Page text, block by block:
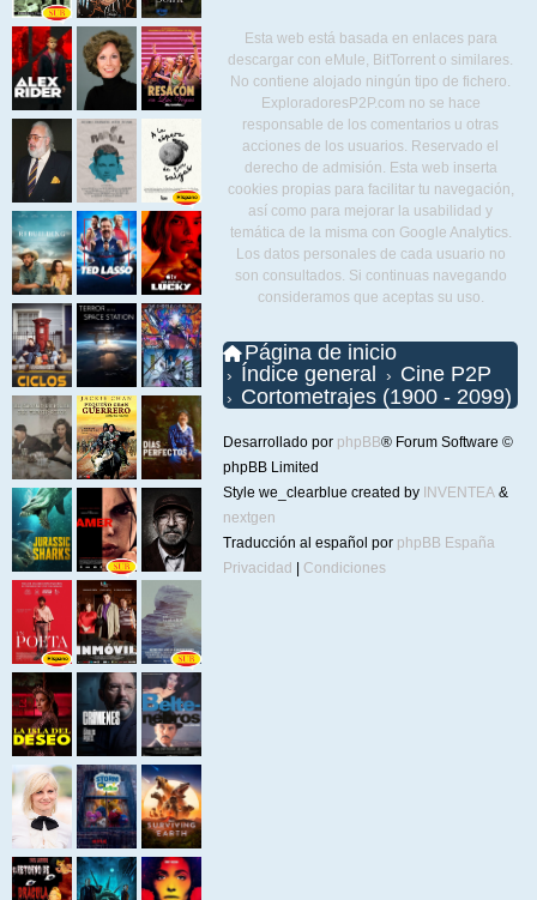
Esta web está basada en enlaces para
descargar con eMule, BitTorrent o similares.
No contiene alojado ningún tipo de fichero.
ExploradoresP2P.com no se hace
responsable de los comentarios u otras
acciones de los usuarios. Reservado el
derecho de admisión. Esta web inserta
cookies propias para facilitar tu navegación,
así como para mejorar la usabilidad y
temática de la misma con Google Analytics.
Los datos personales de cada usuario no
son consultados. Si continuas navegando
consideramos que aceptas su uso.
Página de inicio
Índice general
Cine P2P
Cortometrajes (1900 - 2099)
Desarrollado por phpBB® Forum Software ©
phpBB Limited
Style we_clearblue created by INVENTEA &
nextgen
Traducción al español por phpBB España
Privacidad
Condiciones